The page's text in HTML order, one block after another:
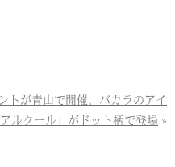
トが青山で開催、バカラのアイ
ルクール」がドット柄で登場 »